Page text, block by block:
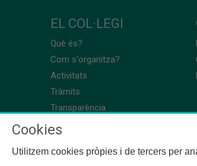
EL COL·LEGI
Què és?
Com s'organitza?
Activitats
Tràmits
Transparència
Cookies
Utilitzem cookies pròpies i de tercers per